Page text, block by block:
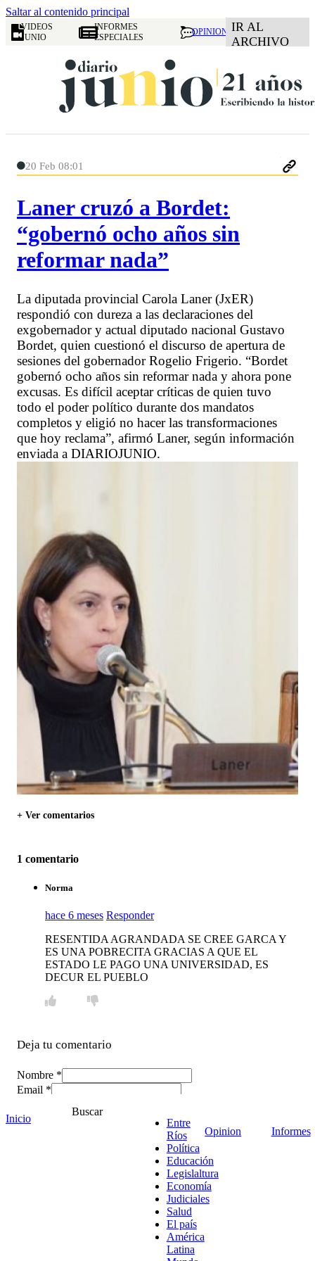
Saltar al contenido principal
VIDEOS
JUNIO
INFORMES
ESPECIALES
OPINION IR AL
ARCHIVO
20 Feb 08:01
Laner cruzó a Bordet:
“gobernó ocho años sin
reformar nada”
La diputada provincial Carola Laner (JxER)
respondió con dureza a las declaraciones del
exgobernador y actual diputado nacional Gustavo
Bordet, quien cuestionó el discurso de apertura de
sesiones del gobernador Rogelio Frigerio. “Bordet
gobernó ocho años sin reformar nada y ahora pone
excusas. Es difícil aceptar críticas de quien tuvo
todo el poder político durante dos mandatos
completos y eligió no hacer las transformaciones
que hoy reclama”, afirmó Laner, según información
enviada a DIARIOJUNIO.
+ Ver comentarios
1 comentario
Norma
hace 6 meses Responder
RESENTIDA AGRANDADA SE CREE GARCA Y
ES UNA POBRECITA GRACIAS A QUE EL
ESTADO LE PAGO UNA UNIVERSIDAD, ES
DECUR EL PUEBLO
Deja tu comentario
Nombre *
Email *
Inicio
Buscar
Entre
Ríos
Política
Educación
Legislaltura
Economía
Judiciales
Salud
El país
América
Latina
Opinion Informes